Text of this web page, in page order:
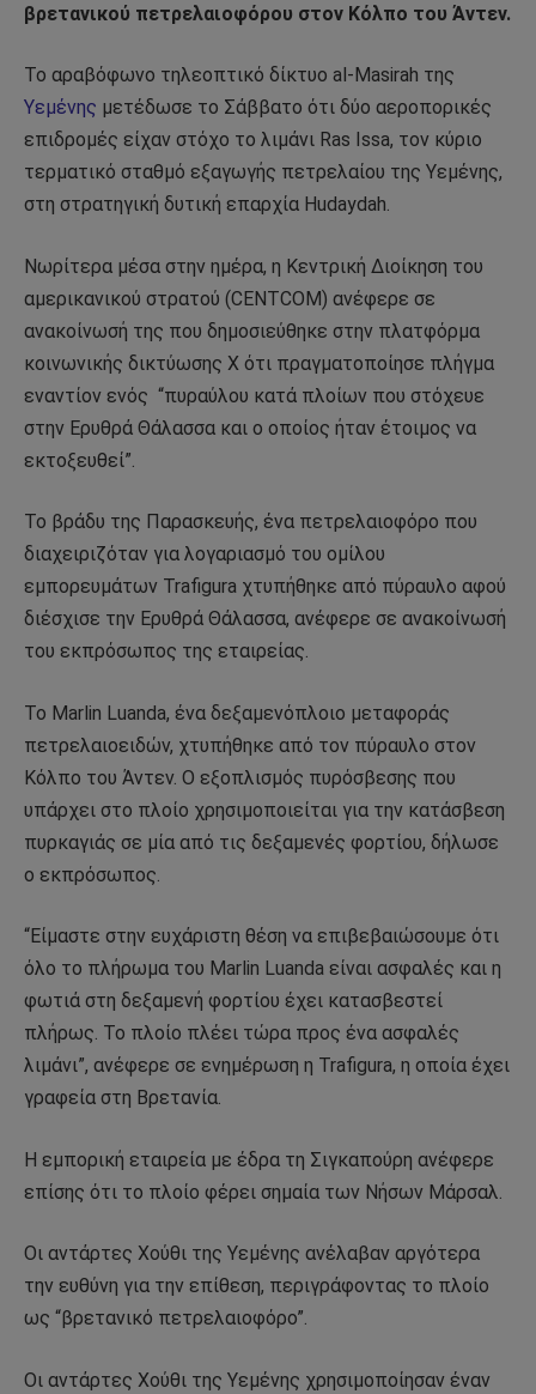
βρετανικού πετρελαιοφόρου στον Κόλπο του Άντεν.
Το αραβόφωνο τηλεοπτικό δίκτυο al-Masirah της
Υεμένης μετέδωσε το Σάββατο ότι δύο αεροπορικές
επιδρομές είχαν στόχο το λιμάνι Ras Issa, τον κύριο
τερματικό σταθμό εξαγωγής πετρελαίου της Υεμένης,
στη στρατηγική δυτική επαρχία Hudaydah.
Νωρίτερα μέσα στην ημέρα, η Κεντρική Διοίκηση του
αμερικανικού στρατού (CENTCOM) ανέφερε σε
ανακοίνωσή της που δημοσιεύθηκε στην πλατφόρμα
κοινωνικής δικτύωσης X ότι πραγματοποίησε πλήγμα
εναντίον ενός “πυραύλου κατά πλοίων που στόχευε
στην Ερυθρά Θάλασσα και ο οποίος ήταν έτοιμος να
εκτοξευθεί”.
Το βράδυ της Παρασκευής, ένα πετρελαιοφόρο που
διαχειριζόταν για λογαριασμό του ομίλου
εμπορευμάτων Trafigura χτυπήθηκε από πύραυλο αφού
διέσχισε την Ερυθρά Θάλασσα, ανέφερε σε ανακοίνωσή
του εκπρόσωπος της εταιρείας.
Το Marlin Luanda, ένα δεξαμενόπλοιο μεταφοράς
πετρελαιοειδών, χτυπήθηκε από τον πύραυλο στον
Κόλπο του Άντεν. Ο εξοπλισμός πυρόσβεσης που
υπάρχει στο πλοίο χρησιμοποιείται για την κατάσβεση
πυρκαγιάς σε μία από τις δεξαμενές φορτίου, δήλωσε
ο εκπρόσωπος.
“Είμαστε στην ευχάριστη θέση να επιβεβαιώσουμε ότι
όλο το πλήρωμα του Marlin Luanda είναι ασφαλές και η
φωτιά στη δεξαμενή φορτίου έχει κατασβεστεί
πλήρως. Το πλοίο πλέει τώρα προς ένα ασφαλές
λιμάνι”, ανέφερε σε ενημέρωση η Trafigura, η οποία έχει
γραφεία στη Βρετανία.
Η εμπορική εταιρεία με έδρα τη Σιγκαπούρη ανέφερε
επίσης ότι το πλοίο φέρει σημαία των Νήσων Μάρσαλ.
Οι αντάρτες Χούθι της Υεμένης ανέλαβαν αργότερα
την ευθύνη για την επίθεση, περιγράφοντας το πλοίο
ως “βρετανικό πετρελαιοφόρο”.
Οι αντάρτες Χούθι της Υεμένης χρησιμοποίησαν έναν